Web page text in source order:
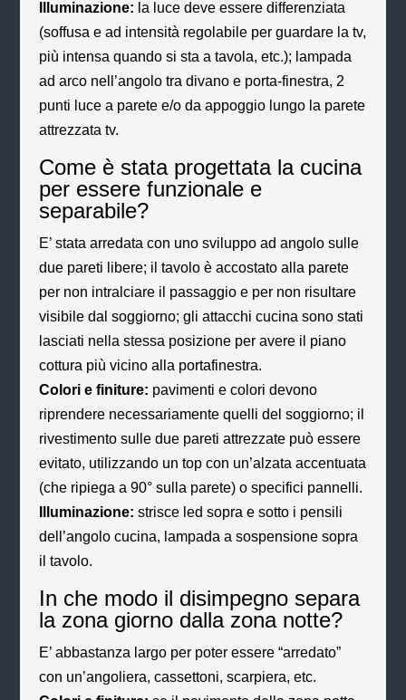
Illuminazione: la luce deve essere differenziata
(soffusa e ad intensità regolabile per guardare la tv,
più intensa quando si sta a tavola, etc.); lampada
ad arco nell’angolo tra divano e porta-finestra, 2
punti luce a parete e/o da appoggio lungo la parete
attrezzata tv.
Come è stata progettata la cucina
per essere funzionale e
separabile?
E’ stata arredata con uno sviluppo ad angolo sulle
due pareti libere; il tavolo è accostato alla parete
per non intralciare il passaggio e per non risultare
visibile dal soggiorno; gli attacchi cucina sono stati
lasciati nella stessa posizione per avere il piano
cottura più vicino alla portafinestra.
Colori e finiture: pavimenti e colori devono
riprendere necessariamente quelli del soggiorno; il
rivestimento sulle due pareti attrezzate può essere
evitato, utilizzando un top con un’alzata accentuata
(che ripiega a 90° sulla parete) o specifici pannelli.
Illuminazione: strisce led sopra e sotto i pensili
dell’angolo cucina, lampada a sospensione sopra
il tavolo.
In che modo il disimpegno separa
la zona giorno dalla zona notte?
E’ abbastanza largo per poter essere “arredato”
con un’angoliera, cassettoni, scarpiera, etc.